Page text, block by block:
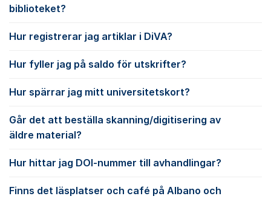
biblioteket?
Hur registrerar jag artiklar i DiVA?
Hur fyller jag på saldo för utskrifter?
Hur spärrar jag mitt universitetskort?
Går det att beställa skanning/digitisering av
äldre material?
Hur hittar jag DOI-nummer till avhandlingar?
Finns det läsplatser och café på Albano och